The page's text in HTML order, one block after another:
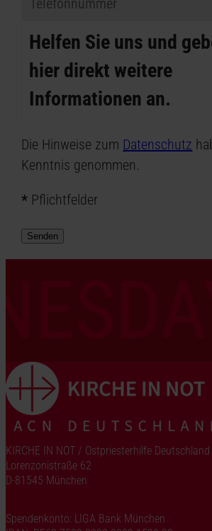
Helfen Sie uns und
hier direkt weitere
Informationen an.
Die Hinweise zum Datenschutz
Kenntnis genommen.
* Pflichtfelder
KIRCHE IN NOT / Ostpriesterhilfe Deutschland
Lorenzonistraße 62
D-81545 München
Spendenkonto: LIGA Bank München